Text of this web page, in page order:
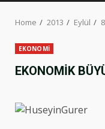
Home 2013 Eylül 8
EKONOMİ
EKONOMİK